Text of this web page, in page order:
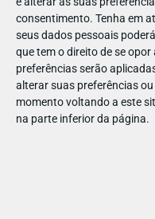
consentimento. Tenha em
seus dados pessoais
que tem o direito de se
preferências serão
alterar suas preferências
momento voltando a este
na parte inferior da página.